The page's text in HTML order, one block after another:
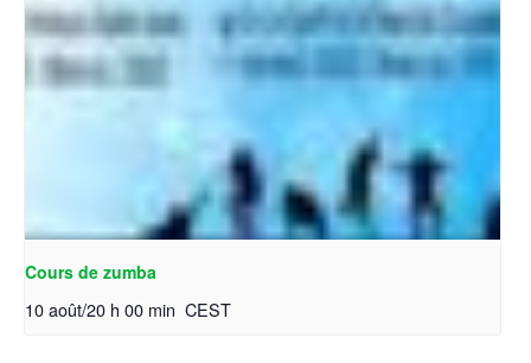
Cours de zumba
10 août/20 h 00 min CEST